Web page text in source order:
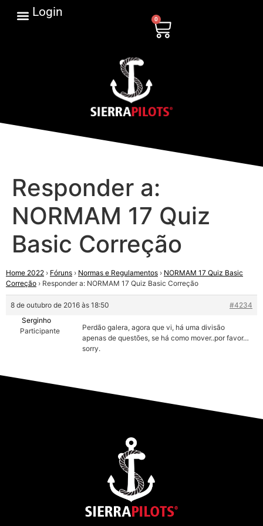
Login
0
Responder a:
NORMAM 17 Quiz
Basic Correção
Home 2022 › Fóruns › Normas e Regulamentos › NORMAM 17 Quiz Basic
Correção › Responder a: NORMAM 17 Quiz Basic Correção
8 de outubro de 2016 às 18:50
#4234
Serginho
Participante
Perdão galera, agora que vi, há uma divisão
apenas de questões, se há como mover..por favor…
sorry.